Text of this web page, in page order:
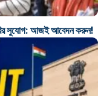
সুযোগ: আজই আবেদন করুন!